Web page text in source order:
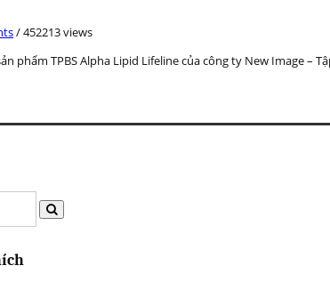
/452213 views
phẩm TPBS Alpha Lipid Lifeline của công ty New Image